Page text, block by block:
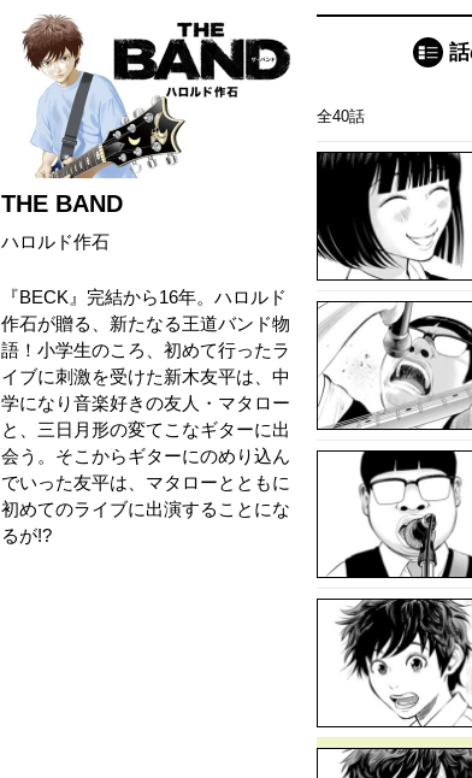
THE BAND
ハロルド作石
『BECK』完結から16年。ハロルド
作石が贈る、新たなる王道バンド物
語！小学生のころ、初めて行ったラ
イブに刺激を受けた新木友平は、中
学になり音楽好きの友人・マタロー
と、三日月形の変てこなギターに出
会う。そこからギターにのめり込ん
でいった友平は、マタローとともに
初めてのライブに出演することにな
るが!?
全40話